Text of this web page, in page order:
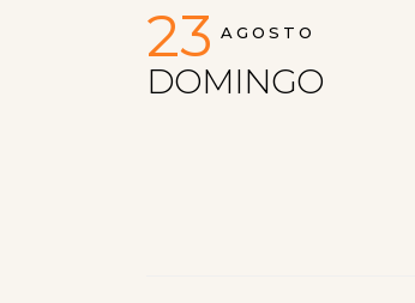
23 AGOSTO
DOMINGO